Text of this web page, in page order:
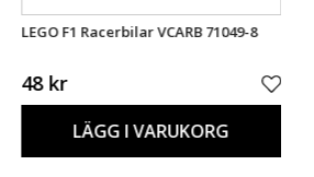
LEGO F1 Racerbilar VCARB 71049-8
48 kr
LÄGG I VARUKORG